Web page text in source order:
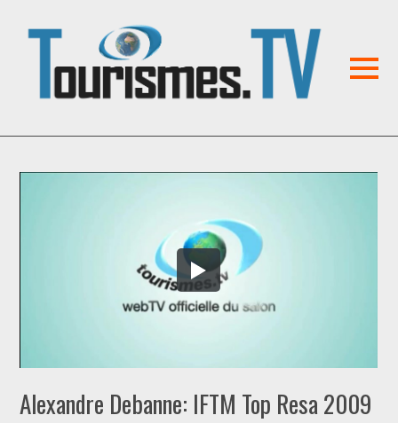
Alexandre Debanne: IFTM Top Resa 2009